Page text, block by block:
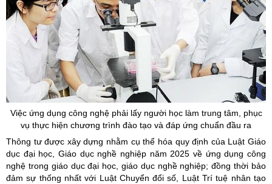
Việc ứng dụng công nghệ phải lấy người học làm trung tâm, phục
vụ thực hiện chương trình đào tạo và đáp ứng chuẩn đầu ra
Thông tư được xây dựng nhằm cụ thể hóa quy định của Luật Giáo
dục đại học, Giáo dục nghề nghiệp năm 2025 về ứng dụng công
nghệ trong giáo dục đại học, giáo dục nghề nghiệp; đồng thời bảo
đảm sự thống nhất với Luật Chuyển đổi số, Luật Trí tuệ nhân tạo